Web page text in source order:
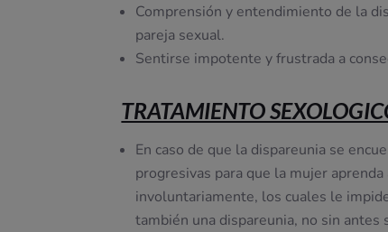
Comprensión y entendimiento de la
pareja sexual.
Sentirse impotente y frustrada a
TRATAMIENTO
En caso de que la dispareunia se
progresivas para que la mujer
involuntariamente, los cuales le
también una dispareunia, no sin